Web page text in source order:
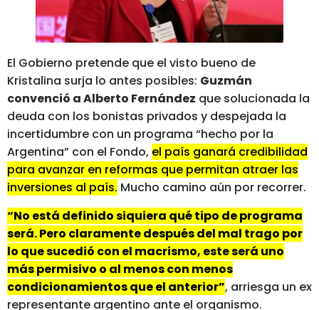
El Gobierno pretende que el visto bueno de
Kristalina surja lo antes posibles: Guzmán
convenció a Alberto Fernández que solucionada la
deuda con los bonistas privados y despejada la
incertidumbre con un programa “hecho por la
Argentina” con el Fondo, el país ganará credibilidad
para avanzar en reformas que permitan atraer las
inversiones al país. Mucho camino aún por recorrer.
“No está definido siquiera qué tipo de programa
será. Pero claramente después del mal trago por
lo que sucedió con el macrismo, este será uno
más permisivo o al menos con menos
condicionamientos que el anterior”, arriesga un ex
representante argentino ante el organismo.